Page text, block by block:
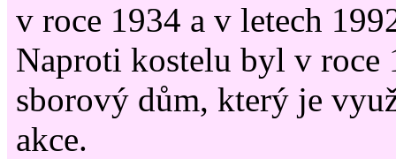
v roce 1934 a v letech
Naproti kostelu byl v roce
sborový dům, který je
akce.